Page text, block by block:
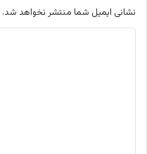
نشانی ایمیل شما منتشر نخواهد شد.